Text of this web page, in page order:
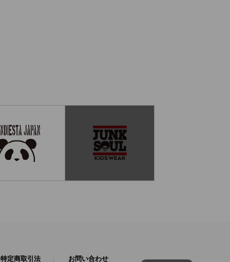
特定商取引法 お問い合わせ